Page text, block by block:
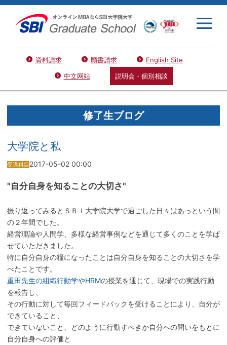
資料請求 願書請求
English Site
中文网站
説明会・個別相談
修了生ブログ
大学院と私
受講科目2017-05-02 00:00
"自分自身を知ることの大切さ"
振り返ってみるとＳＢＩ大学院大学で過ごした日々はあっという間
の２年間でした。
経営理論や人間学、多様な経営事例などを通じて多くのことを学ば
せていただきました。
特に自分自身の糧になったことは自分自身を知ることの大切さを学
べたことです。
重田先生の組織行動学やHRMの授業を通じて、現場での実践行動
を報告し、
その行動に対して毎回フィードバックを受けることにより、自分が
できていること、
できていないこと、どのように行動すべきか自分への問いをもとに
自分自身への評価と